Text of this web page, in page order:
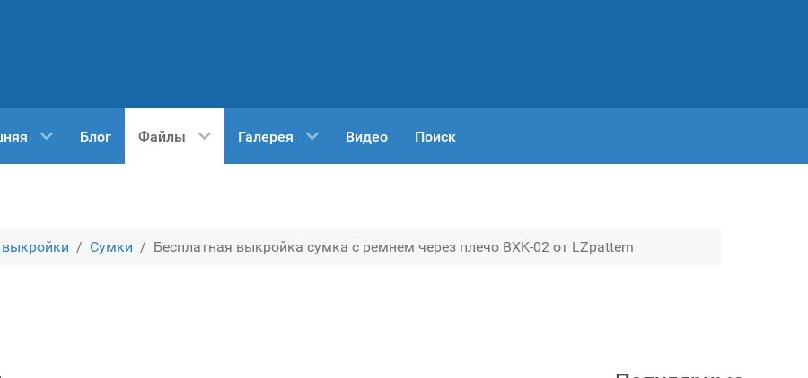
Блог Файлы Галерея Видео Поиск
Сумки Бесплатная выкройка сумка с ремнем через плечо BXK-02 от LZpattern